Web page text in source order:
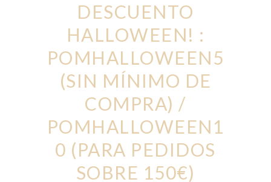
DESCUENTO
HALLOWEEN! :
POMHALLOWEEN5
(SIN MÍNIMO DE
COMPRA) /
POMHALLOWEEN1
0 (PARA PEDIDOS
SOBRE 150€)